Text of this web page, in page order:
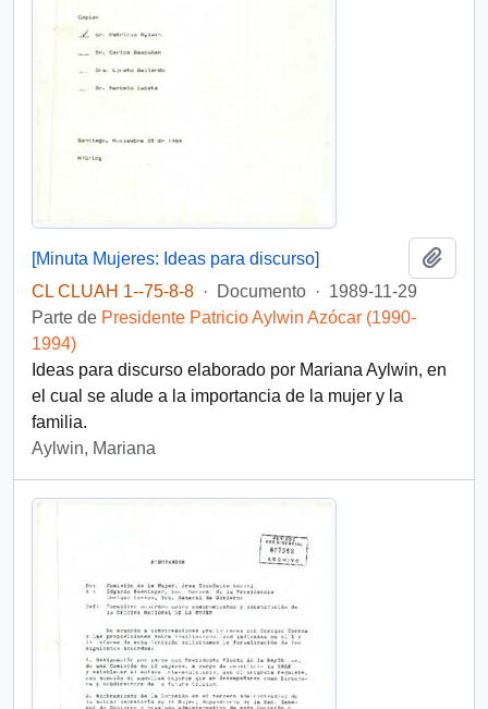
[Minuta Mujeres: Ideas para discurso]
CL CLUAH 1--75-8-8 · Documento · 1989-11-29
Parte de Presidente Patricio Aylwin Azócar (1990-
1994)
Ideas para discurso elaborado por Mariana Aylwin, en
el cual se alude a la importancia de la mujer y la
familia.
Aylwin, Mariana